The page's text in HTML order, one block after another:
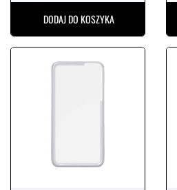
DODAJ DO KOSZYKA